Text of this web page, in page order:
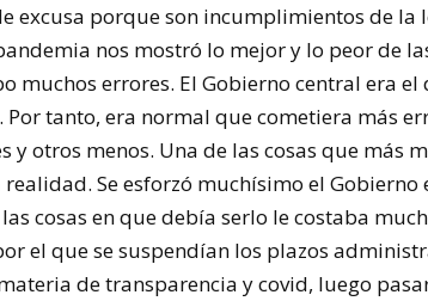
excusa porque son incumplimientos de la
nos mostró lo mejor y lo peor de
muchos errores. El Gobierno central era
tanto, era normal que cometiera más
otros menos. Una de las cosas que más
Se esforzó muchísimo el Gobierno
cosas en que debía serlo le costaba
el que se suspendían los plazos
de transparencia y covid, luego